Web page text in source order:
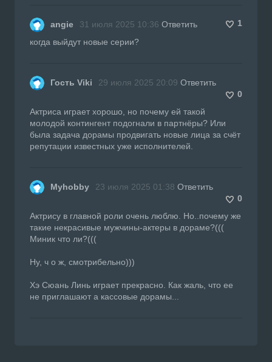
angie 31 июля 2025 10:36 Ответить
1
когда выйдут новые серии?
Гость Viki 29 июля 2025 20:09 Ответить
0
Актриса играет хорошо, но почему ей такой
молодой контингент подогнали в партнёры? Или
была задача дорамы продвигать новые лица за счёт
репутации известных уже исполнителей.
Myhobby 23 июля 2025 01:38 Ответить
0
Актрису в главной роли очень люблю. Но..почему же
такие некрасивые мужчины-актеры в дораме?(((
Миник что ли?(((
Ну, ч о ж, смотрибельно)))
Хэ Сюань Линь играет прекрасно. Как жаль, что ее
не приглашают а кассовые дорамы...